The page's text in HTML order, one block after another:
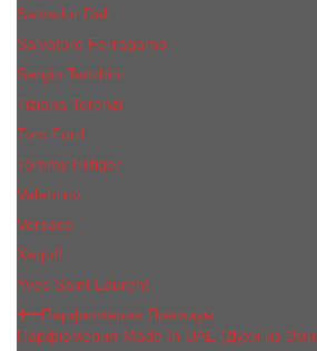
Salvador Dali
Salvatore Ferragamo
Sergio Tacchini
Tiziana Terenzi
Tom Ford
Tommy Hilfiger
Valentino
Versace
Xerjoff
Yves Saint Laurent
Парфюмерия Премиум
Парфюмерия Made In UAE (Духи из